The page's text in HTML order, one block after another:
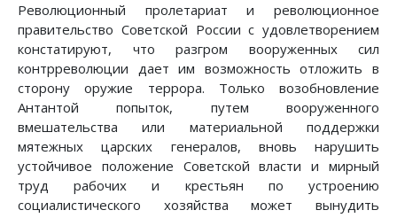
Революционный пролетариат и революционное
правительство Советской России с удовлетворением
констатируют, что разгром вооруженных сил
контрреволюции дает им возможность отложить в
сторону оружие террора. Только возобновление
Антантой попыток, путем вооруженного
вмешательства или материальной поддержки
мятежных царских генералов, вновь нарушить
устойчивое положение Советской власти и мирный
труд рабочих и крестьян по устроению
социалистического хозяйства может вынудить